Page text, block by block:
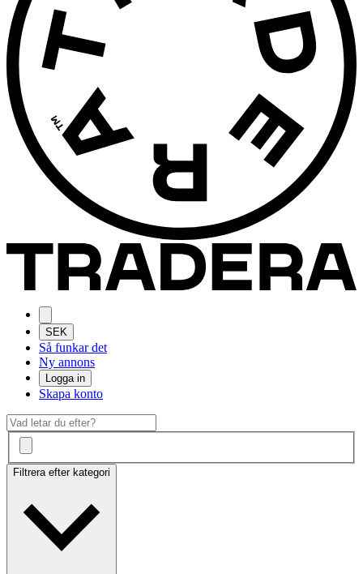
SEK
Så funkar det
Ny annons
Logga in
Skapa konto
Filtrera efter kategori